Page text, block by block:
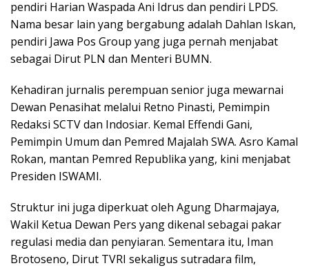
pendiri Harian Waspada Ani Idrus dan pendiri LPDS.
Nama besar lain yang bergabung adalah Dahlan Iskan,
pendiri Jawa Pos Group yang juga pernah menjabat
sebagai Dirut PLN dan Menteri BUMN.
Kehadiran jurnalis perempuan senior juga mewarnai
Dewan Penasihat melalui Retno Pinasti, Pemimpin
Redaksi SCTV dan Indosiar. Kemal Effendi Gani,
Pemimpin Umum dan Pemred Majalah SWA. Asro Kamal
Rokan, mantan Pemred Republika yang, kini menjabat
Presiden ISWAMI.
Struktur ini juga diperkuat oleh Agung Dharmajaya,
Wakil Ketua Dewan Pers yang dikenal sebagai pakar
regulasi media dan penyiaran. Sementara itu, Iman
Brotoseno, Dirut TVRI sekaligus sutradara film,